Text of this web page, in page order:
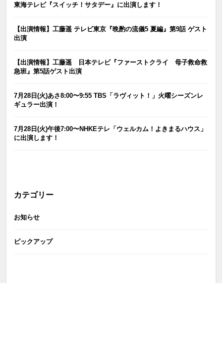
東海テレビ『スイッチ！サタデー』に出演します！
【出演情報】工藤遥 テレビ東京『晩酌の流儀5 夏編』第9話 ゲスト
出演
【出演情報】工藤遥 日本テレビ『ファーストクライ 母子救命救
急班』第5話ゲスト出演
7月28日(火)あさ8:00〜9:55 TBS「ラヴィット！」火曜シーズンレ
ギュラー出演！
7月28日(火)午後7:00〜NHKEテレ「ウェルカム！よきまるハウス」
に出演します！
カテゴリー
お知らせ
ピックアップ